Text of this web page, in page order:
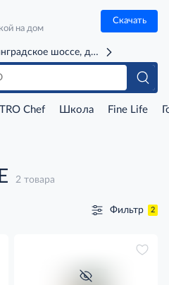
на дом
Скачать
шоссе, д. 71Г (м. Речной
Chef Школа Fine Life
2 товара
Фильтр 2